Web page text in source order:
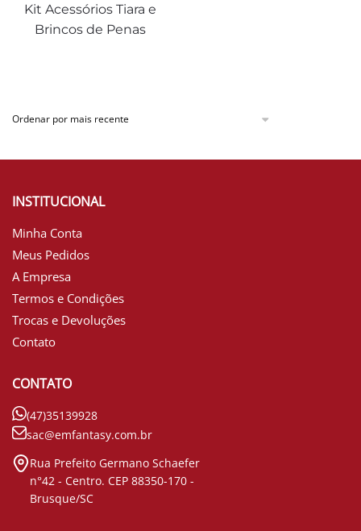
Kit Acessórios Tiara e
Brincos de Penas
INSTITUCIONAL
Minha Conta
Meus Pedidos
A Empresa
Termos e Condições
Trocas e Devoluções
Contato
CONTATO
(47)35139928
sac@emfantasy.com.br
Rua Prefeito Germano Schaefer
n°42 - Centro. CEP 88350-170 -
Brusque/SC